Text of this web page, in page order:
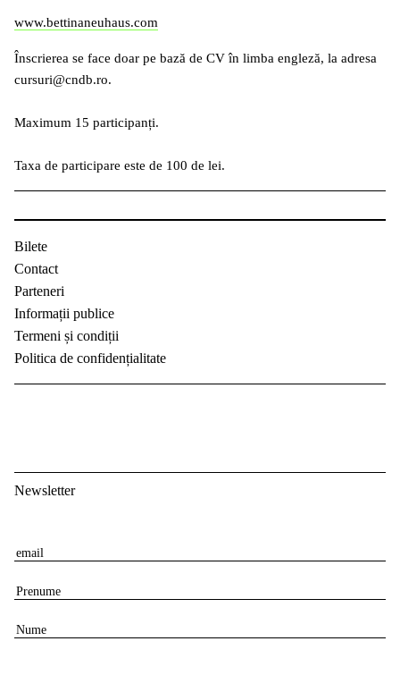
www.bettinaneuhaus.com
Înscrierea se face doar pe bază de CV în limba engleză, la adresa
cursuri@cndb.ro.
Maximum 15 participanți.
Taxa de participare este de 100 de lei.
Bilete
Contact
Parteneri
Informații publice
Termeni și condiții
Politica de confidențialitate
Newsletter
E
a
i
P
eN